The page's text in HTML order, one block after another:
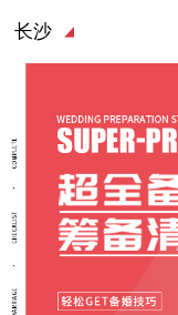
长沙